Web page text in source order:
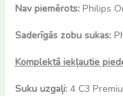
Nav piemērots:Philips
Saderīgās zobu sukas:
Komplektā iekļautie
Suku uzgaļi: 4 C3